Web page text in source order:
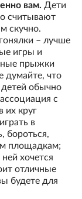
вам. Дети
считывают
скучно.
– лучше
игры и
прыжки
думайте, что
детей обычно
с
их круг
в
бороться,
площадкам;
хочется
отличные
будете для